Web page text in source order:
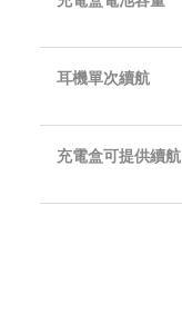
耳機單次續航
充電盒可提供續航